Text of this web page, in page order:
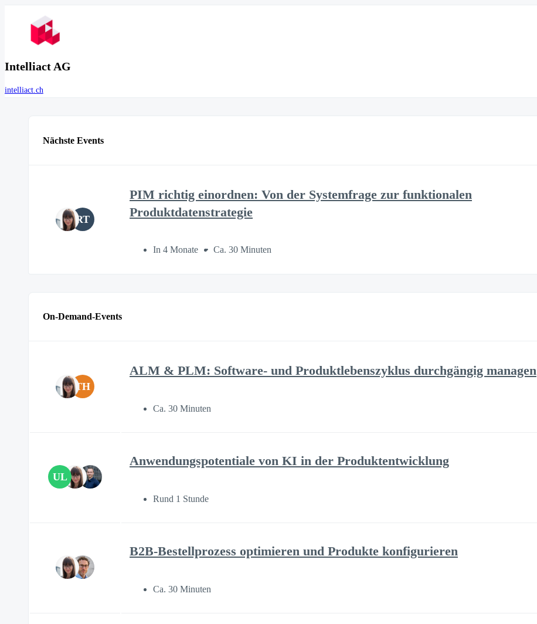
Intelliact AG
intelliact.ch
Nächste Events
RT
PIM richtig einordnen: Von der Systemfrage zur funktionalen
Produktdatenstrategie
In 4 Monate Ca. 30 Minuten
On-Demand-Events
TH
ALM & PLM: Software- und Produktlebenszyklus durchgängig managen
Ca. 30 Minuten
UL
Anwendungspotentiale von KI in der Produktentwicklung
Rund 1 Stunde
B2B-Bestellprozess optimieren und Produkte konfigurieren
Ca. 30 Minuten